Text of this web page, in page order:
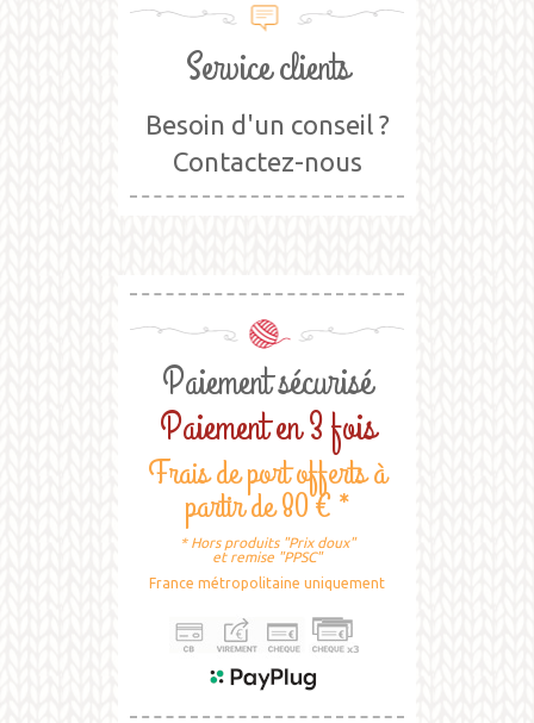
Service clients
Besoin d'un conseil ?
Contactez-nous
Paiement sécurisé
Paiement en 3 fois
Frais de port offerts à
partir de 80 € *
* Hors produits "Prix doux"
et remise "PPSC"
France métropolitaine uniquement